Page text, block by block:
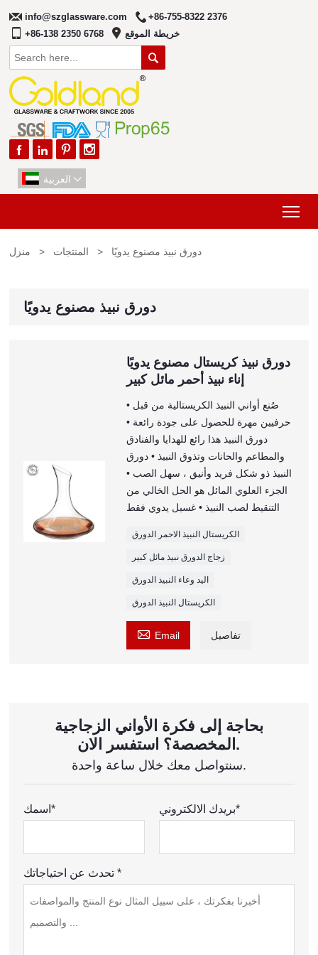
info@szglassware.com
+86-755-8322 2376
+86-138 2350 6768
خريطة الموقع

   
العربية 
منزل > المنتجات > دورق نبيذ مصنوع يدويًا
دورق نبيذ مصنوع يدويًا
دورق نبيذ كريستال مصنوع يدويًا
إناء نبيذ أحمر مائل كبير
• صُنع أواني النبيذ الكريستالية من قبل
حرفيين مهرة للحصول على جودة رائعة •
دورق النبيذ هذا رائع للهدايا والفنادق
والمطاعم والحانات وتذوق النبيذ • دورق
النبيذ ذو شكل فريد وأنيق ، سهل الصب •
الجزء العلوي المائل هو الحل الخالي من
التنقيط لصب النبيذ • غسيل يدوي فقط
الكريستال النبيذ الاحمر الدورق
زجاج الدورق نبيذ مائل كبير
اليد وعاء النبيذ الدورق
الكريستال النبيذ الدورق
 Email تفاصيل
بحاجة إلى فكرة الأواني الزجاجية
المخصصة؟ استفسر الان.
سنتواصل معك خلال ساعة واحدة.
اسمك* بريدك الالكتروني*
تحدث عن احتياجاتك *